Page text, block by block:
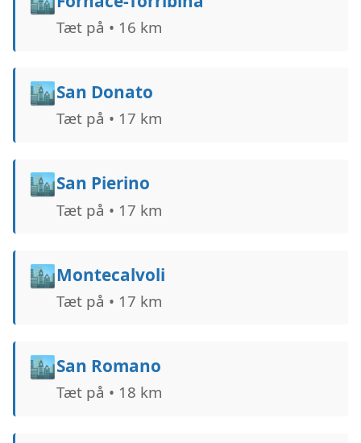
Tæt på • 16 km
🏙️San Donato
Tæt på • 17 km
🏙️San Pierino
Tæt på • 17 km
🏙️Montecalvoli
Tæt på • 17 km
🏙️San Romano
Tæt på • 18 km